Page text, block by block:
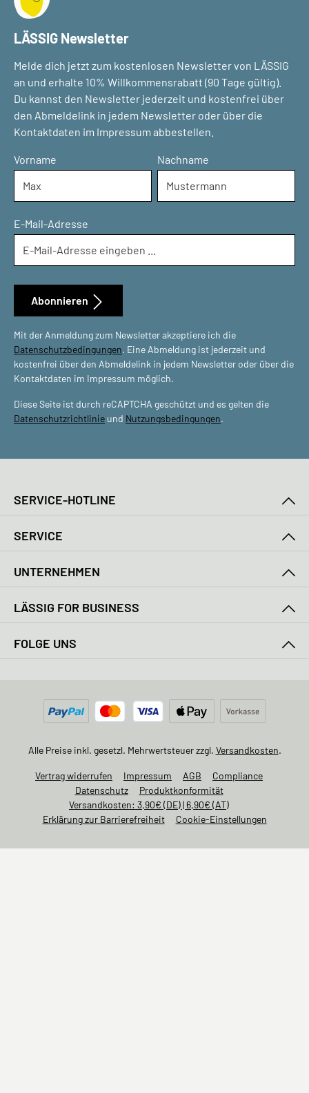
LÄSSIG Newsletter
Melde dich jetzt zum kostenlosen Newsletter von LÄSSIG
an und erhalte 10% Willkommensrabatt (90 Tage gültig).
Du kannst den Newsletter jederzeit und kostenfrei über
den Abmeldelink in jedem Newsletter oder über die
Kontaktdaten im Impressum abbestellen.
Vorname Nachname
E-Mail-Adresse
Mit der Anmeldung zum Newsletter akzeptiere ich die
Datenschutzbedingungen. Eine Abmeldung ist jederzeit und
kostenfrei über den Abmeldelink in jedem Newsletter oder über die
Kontaktdaten im Impressum möglich.
Diese Seite ist durch reCAPTCHA geschützt und es gelten die
Datenschutzrichtlinie und Nutzungsbedingungen.
Abonnieren
SERVICE-HOTLINE
SERVICE
UNTERNEHMEN
LÄSSIG FOR BUSINESS
FOLGE UNS
Alle Preise inkl. gesetzl. Mehrwertsteuer zzgl. Versandkosten.
Vertrag widerrufen Impressum AGB
Compliance
Datenschutz
Produktkonformität
Versandkosten: 3,90€ (DE) | 6,90€ (AT)
Erklärung zur Barrierefreiheit
Cookie-Einstellungen